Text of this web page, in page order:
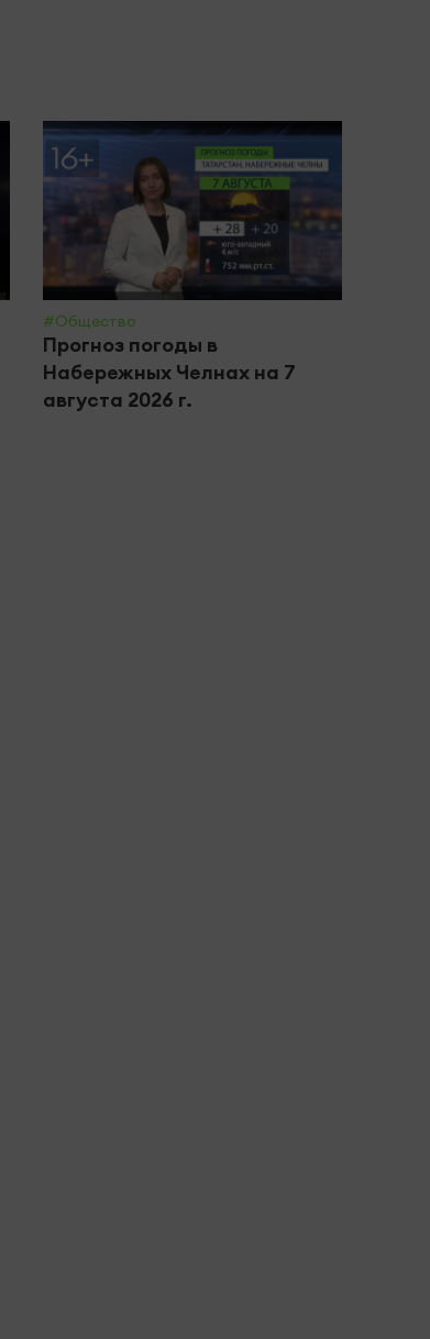
#Общество
Прогноз погоды в
Набережных Челнах на 7
августа 2026 г.